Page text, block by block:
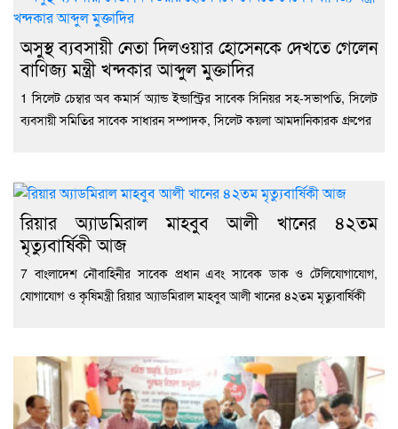
অসুস্থ ব্যবসায়ী নেতা দিলওয়ার হোসেনকে দেখতে গেলেন
বাণিজ্য মন্ত্রী খন্দকার আব্দুল মুক্তাদির
1 সিলেট চেম্বার অব কমার্স অ্যান্ড ইন্ডাস্ট্রির সাবেক সিনিয়র সহ-সভাপতি, সিলেট
ব্যবসায়ী সমিতির সাবেক সাধারন সম্পাদক, সিলেট কয়লা আমদানিকারক গ্রুপের
রিয়ার অ্যাডমিরাল মাহবুব আলী খানের ৪২তম
মৃত্যুবার্ষিকী আজ
7 বাংলাদেশ নৌবাহিনীর সাবেক প্রধান এবং সাবেক ডাক ও টেলিযোগাযোগ,
যোগাযোগ ও কৃষিমন্ত্রী রিয়ার অ্যাডমিরাল মাহবুব আলী খানের ৪২তম মৃত্যুবার্ষিকী